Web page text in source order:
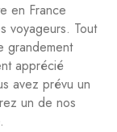
en France
voyageurs. Tout
grandement
apprécié
avez prévu un
un de nos